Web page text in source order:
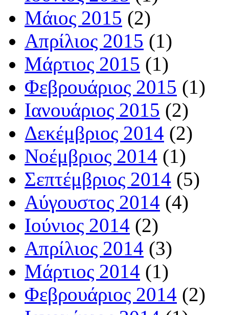
Μάιος 2015 (2)
Απρίλιος 2015 (1)
Μάρτιος 2015 (1)
Φεβρουάριος 2015 (1)
Ιανουάριος 2015 (2)
Δεκέμβριος 2014 (2)
Νοέμβριος 2014 (1)
Σεπτέμβριος 2014 (5)
Αύγουστος 2014 (4)
Ιούνιος 2014 (2)
Απρίλιος 2014 (3)
Μάρτιος 2014 (1)
Φεβρουάριος 2014 (2)